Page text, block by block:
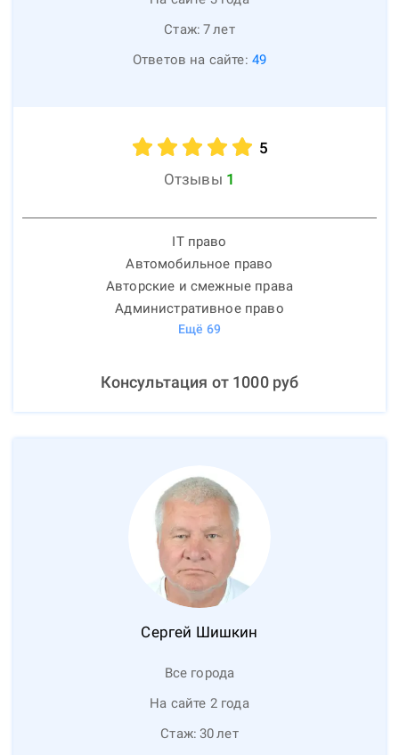
Стаж: 7лет
Ответов на сайте: 49
5
Отзывы 1
IT право
Автомобильное право
Авторские и смежные права
Административное право
Ещё 69
Консультация от 1000руб
Сергей Шишкин
Все города
На сайте 2 года
Стаж: 30лет